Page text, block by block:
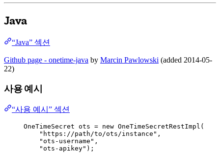
Java
“Java” 섹션
Github page - onetime-java by Marcin Pawlowski (added 2014-05-
22)
사용 예시
“사용 예시” 섹션
OneTimeSecret ots = new OneTimeSecretRestImpl (
" https://path/to/ots/instance " ,
"ots-username " ,
"ots-apikey" ) ;